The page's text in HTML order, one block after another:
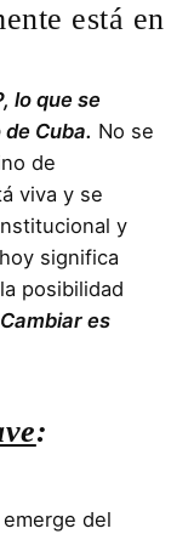
está en
lo que se
Cuba. No se
de
viva y se
y
significa
posibilidad
Cambiar es
:
del